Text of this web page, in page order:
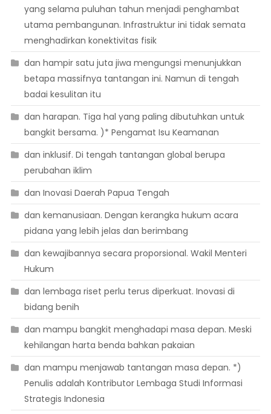
yang selama puluhan tahun menjadi penghambat
utama pembangunan. Infrastruktur ini tidak semata
menghadirkan konektivitas fisik
dan hampir satu juta jiwa mengungsi menunjukkan
betapa massifnya tantangan ini. Namun di tengah
badai kesulitan itu
dan harapan. Tiga hal yang paling dibutuhkan untuk
bangkit bersama. )* Pengamat Isu Keamanan
dan inklusif. Di tengah tantangan global berupa
perubahan iklim
dan Inovasi Daerah Papua Tengah
dan kemanusiaan. Dengan kerangka hukum acara
pidana yang lebih jelas dan berimbang
dan kewajibannya secara proporsional. Wakil Menteri
Hukum
dan lembaga riset perlu terus diperkuat. Inovasi di
bidang benih
dan mampu bangkit menghadapi masa depan. Meski
kehilangan harta benda bahkan pakaian
dan mampu menjawab tantangan masa depan. *)
Penulis adalah Kontributor Lembaga Studi Informasi
Strategis Indonesia